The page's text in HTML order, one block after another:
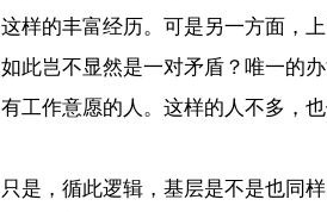
这样的丰富经历。可是另一方面，
如此岂不显然是一对矛盾？唯一的
有工作意愿的人。这样的人不多，也
只是，循此逻辑，基层是不是也同